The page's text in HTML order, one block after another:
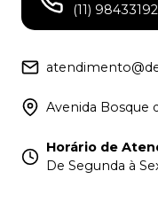
(11)
Avenida Bosque
Horário de
De Segunda à